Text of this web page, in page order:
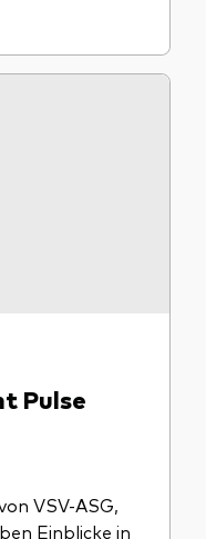
Pulse
VSV-ASG,
Einblicke in